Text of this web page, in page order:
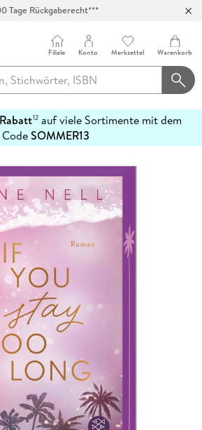
Tage Rückgaberecht***
Filiale Konto Merkzettel Warenkorb
12auf viele Sortimente mit dem
CodeSOMMER13